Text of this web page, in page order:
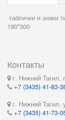
-таблички и знаки
190*300
Контакты
г. Нижний Тагил,
+7 (3435) 41-83-
г. Нижний Тагил,
+7 (3435) 41-73-